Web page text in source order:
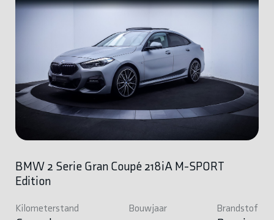
BMW 2 Serie Gran Coupé 218iA M-SPORT
Edition
Kilometerstand Bouwjaar Brandstof